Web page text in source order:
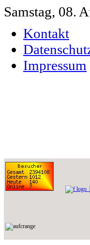
Samstag, 08.
Kontakt
Impressum